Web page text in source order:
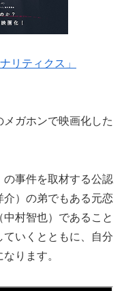
リティクス」
ガホンで映画化した
事件を取材する公認
）の弟でもある元恋
村智也）であること
いくとともに、自分
ります。